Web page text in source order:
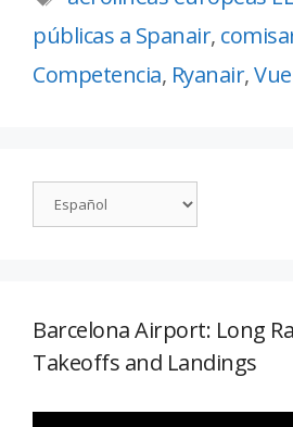
públicas a Spanair,
Competencia, Ryanair,
Barcelona Airport: Long
Takeoffs and Landings